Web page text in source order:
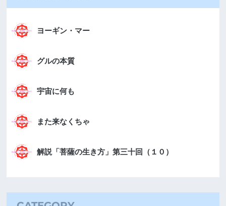
ヨーギン・マー
グルの本質
宇宙に何も
また来なくちゃ
解説「菩薩の生き方」第三十回（１０）